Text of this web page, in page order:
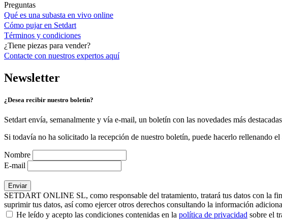
Preguntas
Qué es una subasta en vivo online
Cómo pujar en Setdart
Términos y condiciones
¿Tiene piezas para vender?
Contacte con nuestros expertos aquí
Newsletter
¿Desea recibir nuestro boletín?
Setdart envía, semanalmente y vía e-mail, un boletín con las novedades más
Si todavía no ha solicitado la recepción de nuestro boletín, puede hacerlo rellenando
Nombre
E-mail
SETDART ONLINE SL, como responsable del tratamiento, tratará tus datos con la
suprimir tus datos, así como ejercer otros derechos consultando la información
He leído y acepto las condiciones contenidas en la política de privacidad sobre el